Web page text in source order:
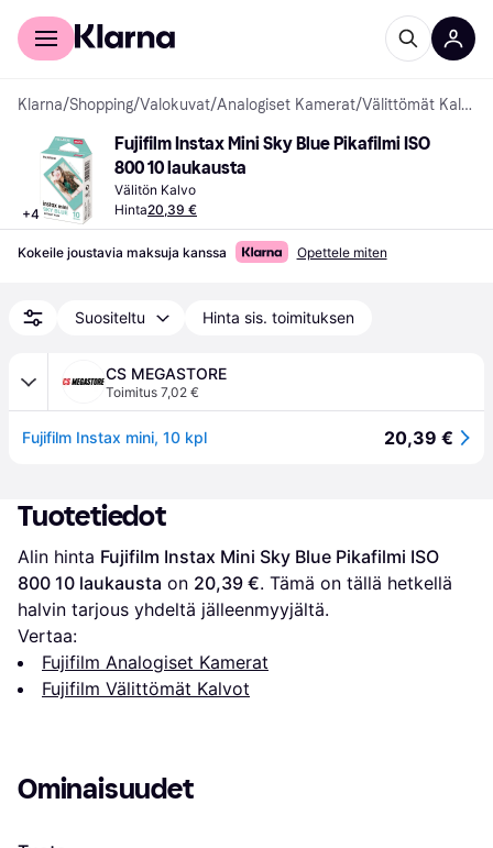
Kuluttajille
Klarna/Shopping/Valokuvat/Analogiset Kamerat/ Välittömät Kalvot
+4
Fujifilm Instax Mini Sky Blue Pikafilmi ISO
800 10 laukausta
Välitön Kalvo
Hinta20,39 €
Kokeile joustavia maksuja kanssa Opettele miten
Suositeltu Hinta sis. toimituksen
CS MEGASTORE
Toimitus 7,02 €
Fujifilm Instax mini, 10 kpl 20,39 €
Tuotetiedot
Alin hinta Fujifilm Instax Mini Sky Blue Pikafilmi ISO
800 10 laukausta on 20,39 €. Tämä on tällä hetkellä
halvin tarjous yhdeltä jälleenmyyjältä.
Vertaa:
Fujifilm Analogiset Kamerat
Fujifilm Välittömät Kalvot
Ominaisuudet